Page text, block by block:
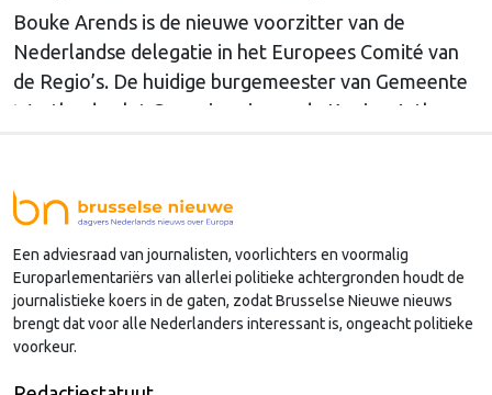
Bouke Arends is de nieuwe voorzitter van de
Nederlandse delegatie in het Europees Comité van
de Regio’s. De huidige burgemeester van Gemeente
Westland volgt Commissaris van de Koning Arthur
Nederlandse regio’s behoorlijk succesvol in hun
lobby in Brussel, en dat komt vooral omdat …
Continued
Een adviesraad van journalisten, voorlichters en voormalig
Europarlementariërs van allerlei politieke achtergronden houdt de
journalistieke koers in de gaten, zodat Brusselse Nieuwe nieuws
brengt dat voor alle Nederlanders interessant is, ongeacht politieke
voorkeur.